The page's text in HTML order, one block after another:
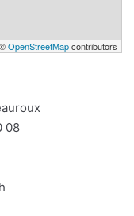
OpenStreetMapcontributors
08